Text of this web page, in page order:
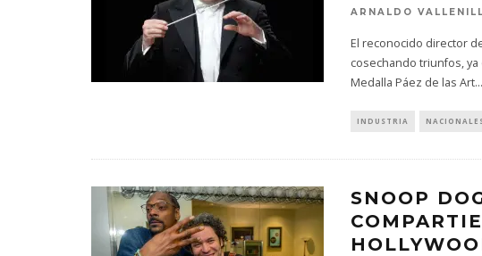
ARNALDO
El reconocido director
cosechando triunfos,
Medalla Páez de las Art...
INDUSTRIA
SNOOP